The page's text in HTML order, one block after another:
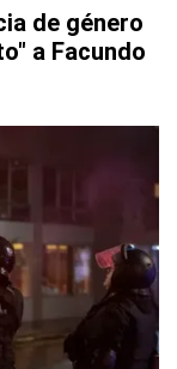
de género
a Facundo